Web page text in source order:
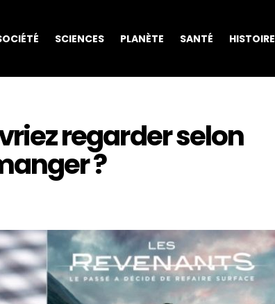
SCIENCES PLANÈTE SANTÉ HISTOIRE
regarder selon
?